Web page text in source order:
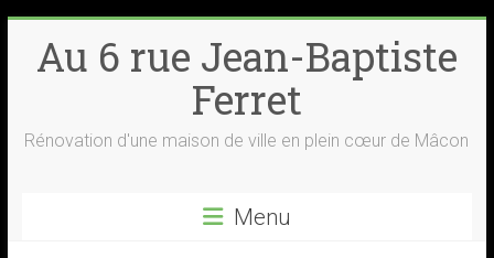
content
Au 6 rue Jean-Baptiste
Ferret
Rénovation d'une maison de ville en plein cœur de Mâcon
Menu